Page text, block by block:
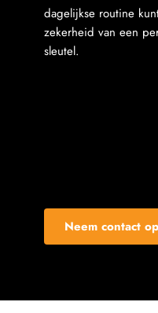
dagelijkse routine
zekerheid van een
sleutel.
Neem contact op